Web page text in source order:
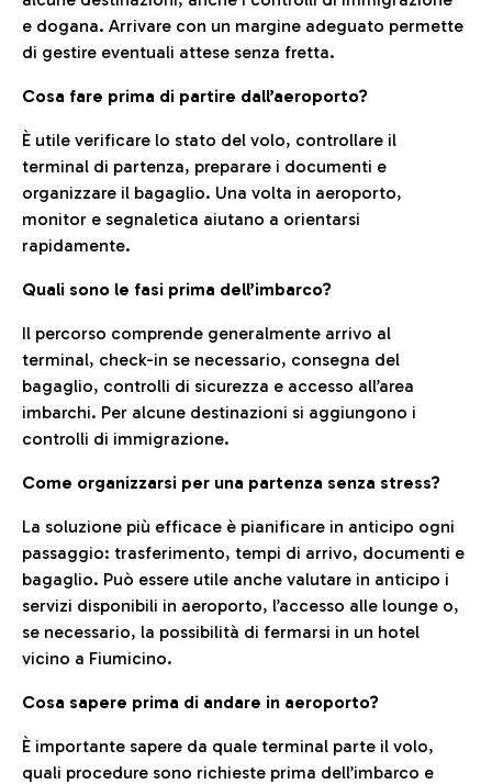
e dogana. Arrivare con un margine adeguato permette
di gestire eventuali attese senza fretta.
Cosa fare prima di partire dall’aeroporto?
È utile verificare lo stato del volo, controllare il
terminal di partenza, preparare i documenti e
organizzare il bagaglio. Una volta in aeroporto,
monitor e segnaletica aiutano a orientarsi
rapidamente.
Quali sono le fasi prima dell’imbarco?
Il percorso comprende generalmente arrivo al
terminal, check-in se necessario, consegna del
bagaglio, controlli di sicurezza e accesso all’area
imbarchi. Per alcune destinazioni si aggiungono i
controlli di immigrazione.
Come organizzarsi per una partenza senza stress?
La soluzione più efficace è pianificare in anticipo ogni
passaggio: trasferimento, tempi di arrivo, documenti e
bagaglio. Può essere utile anche valutare in anticipo i
servizi disponibili in aeroporto, l’accesso alle lounge o,
se necessario, la possibilità di fermarsi in un hotel
vicino a Fiumicino.
Cosa sapere prima di andare in aeroporto?
È importante sapere da quale terminal parte il volo,
quali procedure sono richieste prima dell’imbarco e